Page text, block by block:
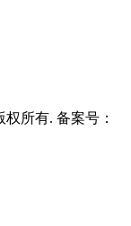
所有. 备案号：